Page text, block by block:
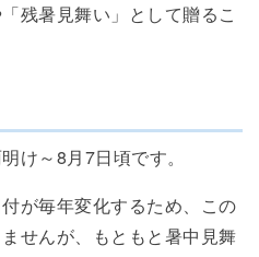
残暑見舞い」として贈るこ
け～8月7日頃です。
が毎年変化するため、この
せんが、もともと暑中見舞